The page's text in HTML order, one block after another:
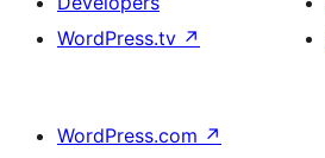
WordPress.tv ↗
WordPress.com ↗